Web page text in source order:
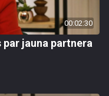
00:02:30
jauna partnera